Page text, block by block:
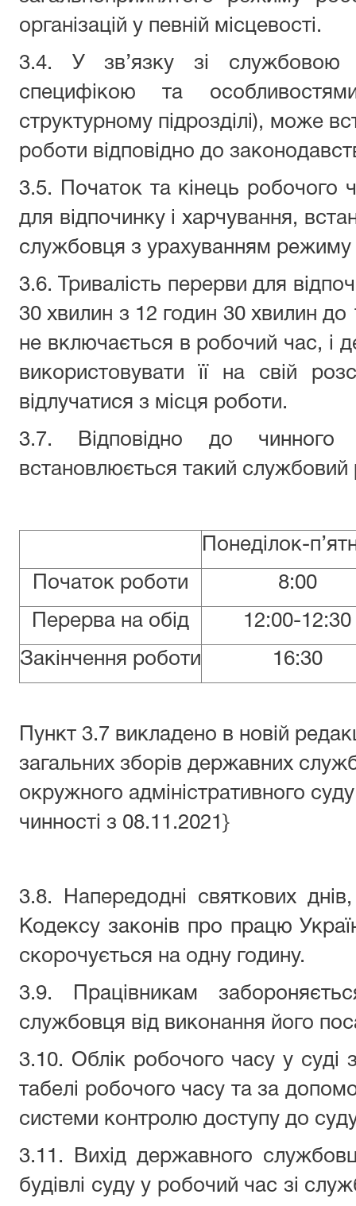
організацій у певній місцевості.
3.4. У зв’язку зі службовою
специфікою та
структурному підрозділі), може
роботи відповідно до
3.5. Початок та кінець робочого
для відпочинку і харчування,
службовця з урахуванням режиму
3.6. Тривалість перерви для
30 хвилин з 12 годин 30 хвилин
не включається в робочий час, і
використовувати її на свій
відлучатися з місця роботи.
3.7. Відповідно до
встановлюється такий службовий
Понеділок-
Початок роботи
8:00
Перерва на обід
12:00-12:30
Закінчення роботи
16:30
Пункт 3.7 викладено в новій
загальних зборів державних
окружного адміністративного
чинності з 08.11.2021}
3.8. Напередодні святкових
Кодексу законів про працю
скорочується на одну годину.
3.9. Працівникам
службовця від виконання його
3.10. Облік робочого часу у суді
табелі робочого часу та за
системи контролю доступу до
3.11. Вихід державного
будівлі суду у робочий час зі